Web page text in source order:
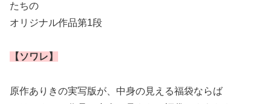
たちの
オリジナル作品第1段
【ソワレ】
原作ありきの実写版が、中身の見える福袋ならば